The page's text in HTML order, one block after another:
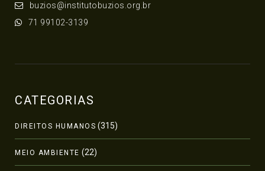
buzios@institutobuzios.org.br
71 99102-3139
CATEGORIAS
DIREITOS HUMANOS (315)
MEIO AMBIENTE (22)